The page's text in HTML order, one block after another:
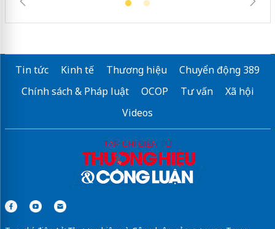
Tin tức Kinh tế Thương hiệu
Chuyển động 389
Chính sách & Pháp luật
OCOP Tư vấn
Xã hội
Videos